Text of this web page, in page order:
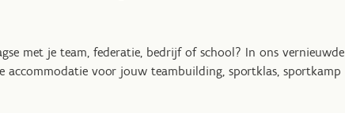
met je team, federatie, bedrijf of school? In ons vernieuwde
accommodatie voor jouw teambuilding, sportklas, sportkamp